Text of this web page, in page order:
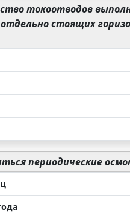
токоотводов
стоящих
периодические